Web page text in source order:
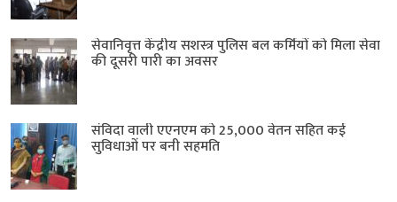
सेवानिवृत्त केंद्रीय सशस्त्र पुलिस बल ​कर्मियों को मिला सेवा
की दूसरी पारी का अवसर
संविदा वाली एएनएम को 25,000 वेतन सहित कई
सुविधाओं पर बनी सहमति